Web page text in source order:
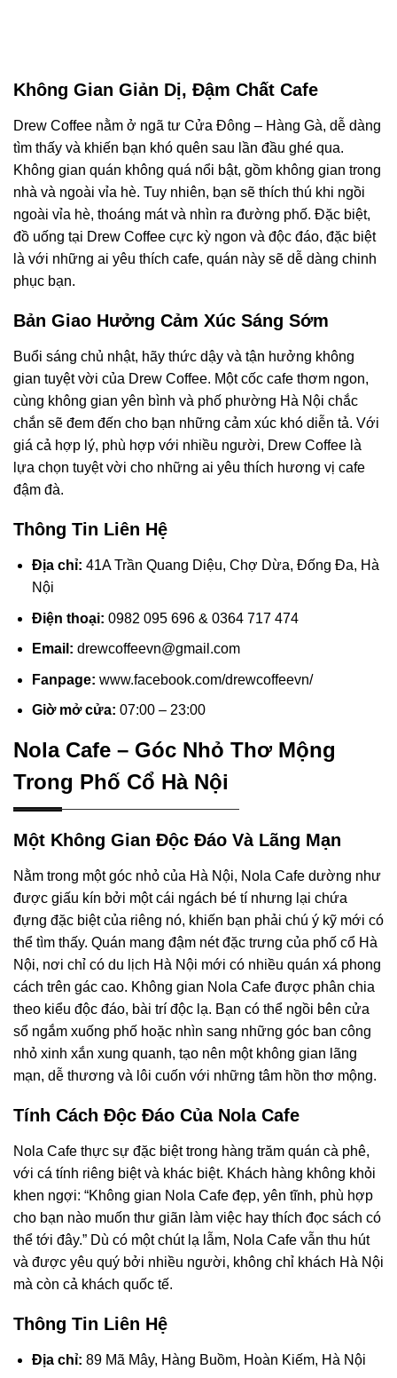
Không Gian Giản Dị, Đậm Chất Cafe
Drew Coffee nằm ở ngã tư Cửa Đông – Hàng Gà, dễ dàng
tìm thấy và khiến bạn khó quên sau lần đầu ghé qua.
Không gian quán không quá nổi bật, gồm không gian trong
nhà và ngoài vỉa hè. Tuy nhiên, bạn sẽ thích thú khi ngồi
ngoài vỉa hè, thoáng mát và nhìn ra đường phố. Đặc biệt,
đồ uống tại Drew Coffee cực kỳ ngon và độc đáo, đặc biệt
là với những ai yêu thích cafe, quán này sẽ dễ dàng chinh
phục bạn.
Bản Giao Hưởng Cảm Xúc Sáng Sớm
Buổi sáng chủ nhật, hãy thức dậy và tận hưởng không
gian tuyệt vời của Drew Coffee. Một cốc cafe thơm ngon,
cùng không gian yên bình và phố phường Hà Nội chắc
chắn sẽ đem đến cho bạn những cảm xúc khó diễn tả. Với
giá cả hợp lý, phù hợp với nhiều người, Drew Coffee là
lựa chọn tuyệt vời cho những ai yêu thích hương vị cafe
đậm đà.
Thông Tin Liên Hệ
Địa chỉ: 41A Trần Quang Diệu, Chợ Dừa, Đống Đa, Hà
Nội
Điện thoại: 0982 095 696 & 0364 717 474
Email: drewcoffeevn@gmail.com
Fanpage: www.facebook.com/drewcoffeevn/
Giờ mở cửa: 07:00 – 23:00
Nola Cafe – Góc Nhỏ Thơ Mộng
Trong Phố Cổ Hà Nội
Một Không Gian Độc Đáo Và Lãng Mạn
Nằm trong một góc nhỏ của Hà Nội, Nola Cafe dường như
được giấu kín bởi một cái ngách bé tí nhưng lại chứa
đựng đặc biệt của riêng nó, khiến bạn phải chú ý kỹ mới có
thể tìm thấy. Quán mang đậm nét đặc trưng của phố cổ Hà
Nội, nơi chỉ có du lịch Hà Nội mới có nhiều quán xá phong
cách trên gác cao. Không gian Nola Cafe được phân chia
theo kiểu độc đáo, bài trí độc lạ. Bạn có thể ngồi bên cửa
sổ ngắm xuống phố hoặc nhìn sang những góc ban công
nhỏ xinh xắn xung quanh, tạo nên một không gian lãng
mạn, dễ thương và lôi cuốn với những tâm hồn thơ mộng.
Tính Cách Độc Đáo Của Nola Cafe
Nola Cafe thực sự đặc biệt trong hàng trăm quán cà phê,
với cá tính riêng biệt và khác biệt. Khách hàng không khỏi
khen ngợi: “Không gian Nola Cafe đẹp, yên tĩnh, phù hợp
cho bạn nào muốn thư giãn làm việc hay thích đọc sách có
thể tới đây.” Dù có một chút lạ lẫm, Nola Cafe vẫn thu hút
và được yêu quý bởi nhiều người, không chỉ khách Hà Nội
mà còn cả khách quốc tế.
Thông Tin Liên Hệ
Địa chỉ: 89 Mã Mây, Hàng Buồm, Hoàn Kiếm, Hà Nội